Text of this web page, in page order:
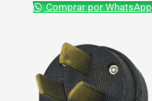
Comprar por WhatsApp